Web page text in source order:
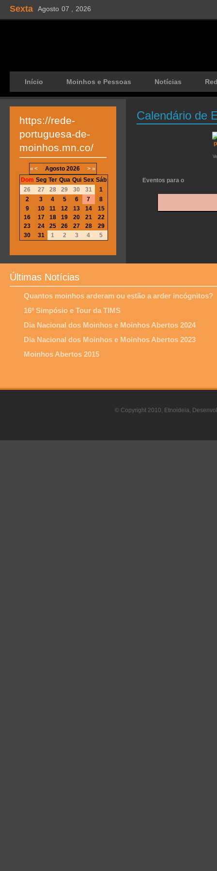
Sexta Agosto 07 , 2026
Início Moinhos e Pessoas Notícias
Calendário de
Eventos para o
https://rede-
portuguesa-de-
moinhos.mn.co/
« < Agosto 2026 > »
Dom Seg Ter Qua Qui Sex Sáb
26
27 28 29 30 31
1
2
3 4 5 6 7
8
9
10 11 12 13 14
15
16
17 18 19 20 21
22
23
24 25 26 27 28
29
30
31 1 2 3 4 5
Últimas Notícias
Quantos moinhos arderam ou estão a arder incógnitos?
16º Simpósio e Tour da TIMS
Dia Nacional dos Moinhos e Moinhos Abertos 2024
Dia Nacional dos Moinhos e Moinhos Abertos 2023
Moinhos Abertos 2015
© Copyright 2010, Etnoideia,